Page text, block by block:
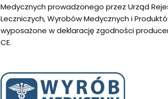
Medycznych prowadzonego przez Urząd
Leczniczych, Wyrobów Medycznych i
wyposażone w deklarację zgodności
CE.